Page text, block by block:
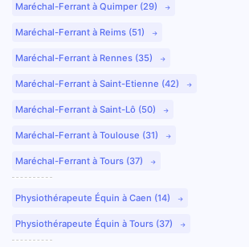
Maréchal-Ferrant à Quimper (29)
Maréchal-Ferrant à Reims (51)
Maréchal-Ferrant à Rennes (35)
Maréchal-Ferrant à Saint-Etienne (42)
Maréchal-Ferrant à Saint-Lô (50)
Maréchal-Ferrant à Toulouse (31)
Maréchal-Ferrant à Tours (37)
Physiothérapeute Équin à Caen (14)
Physiothérapeute Équin à Tours (37)